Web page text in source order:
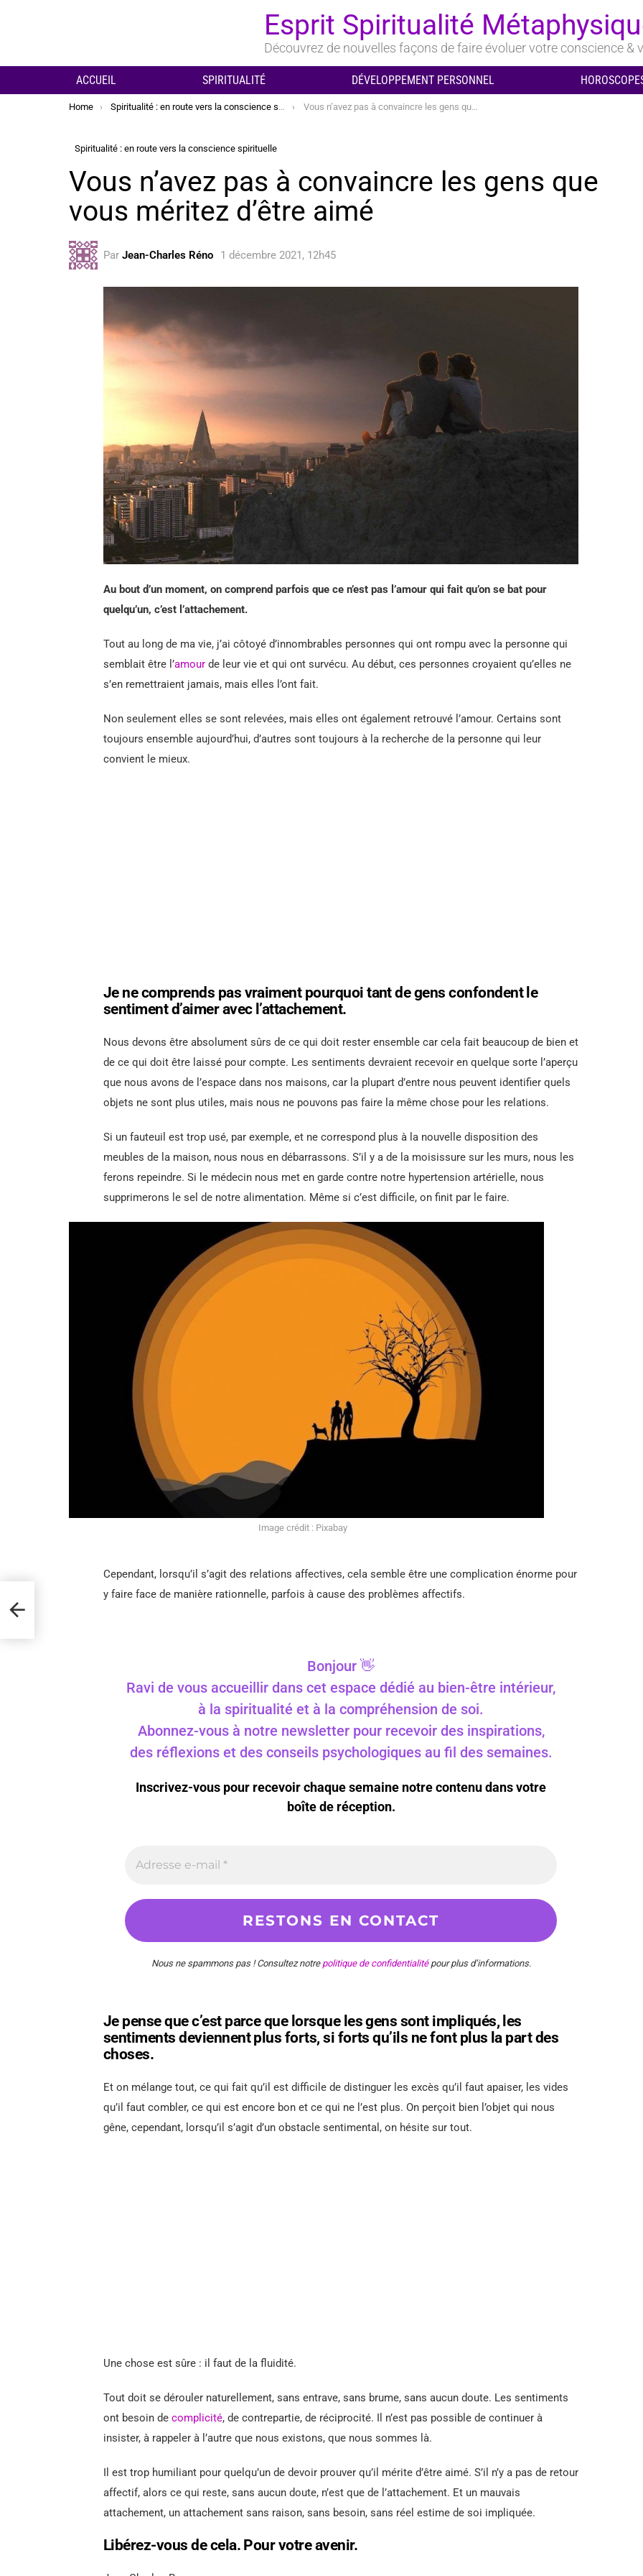
Esprit Spiritualité
Découvrez de nouvelles façons de faire évoluer votre conscience &
ACCUEIL SPIRITUALITÉ DÉVELOPPEMENT PERSONNEL
You are here:
Home Spiritualité : en route vers la conscience spirituelle Vous n’avez pas à convaincre les gens que vous méritez d’être aimé
Spiritualité : en route vers la conscience spirituelle
Vous n’avez pas à convaincre les gens que
vous méritez d’être aimé
Par Jean-Charles Réno 1 décembre 2021, 12h45
Au bout d’un moment, on comprend parfois que ce n’est pas l’amour qui fait qu’on se bat pour
quelqu’un, c’est l’attachement.
Tout au long de ma vie, j’ai côtoyé d’innombrables personnes qui ont rompu avec la personne qui
semblait être l’amour de leur vie et qui ont survécu. Au début, ces personnes croyaient qu’elles ne
s’en remettraient jamais, mais elles l’ont fait.
Non seulement elles se sont relevées, mais elles ont également retrouvé l’amour. Certains sont
toujours ensemble aujourd’hui, d’autres sont toujours à la recherche de la personne qui leur
convient le mieux.
Je ne comprends pas vraiment pourquoi tant de gens confondent le
sentiment d’aimer avec l’attachement.
Nous devons être absolument sûrs de ce qui doit rester ensemble car cela fait beaucoup de bien et
de ce qui doit être laissé pour compte. Les sentiments devraient recevoir en quelque sorte l’aperçu
que nous avons de l’espace dans nos maisons, car la plupart d’entre nous peuvent identifier quels
objets ne sont plus utiles, mais nous ne pouvons pas faire la même chose pour les relations.
Si un fauteuil est trop usé, par exemple, et ne correspond plus à la nouvelle disposition des
meubles de la maison, nous nous en débarrassons. S’il y a de la moisissure sur les murs, nous les
ferons repeindre. Si le médecin nous met en garde contre notre hypertension artérielle, nous
supprimerons le sel de notre alimentation. Même si c’est difficile, on finit par le faire.
Image crédit : Pixabay
Cependant, lorsqu’il s’agit des relations affectives, cela semble être une complication énorme pour
y faire face de manière rationnelle, parfois à cause des problèmes affectifs.
Bonjour 👋
Ravi de vous accueillir dans cet espace dédié au bien-être intérieur,
à la spiritualité et à la compréhension de soi.
Abonnez-vous à notre newsletter pour recevoir des inspirations,
des réflexions et des conseils psychologiques au fil des semaines.
Inscrivez-vous pour recevoir chaque semaine notre contenu dans votre
boîte de réception.
Nous ne spammons pas ! Consultez notre politique de confidentialitépour plus d’informations.
Je pense que c’est parce que lorsque les gens sont impliqués, les
sentiments deviennent plus forts, si forts qu’ils ne font plus la part des
choses.
Et on mélange tout, ce qui fait qu’il est difficile de distinguer les excès qu’il faut apaiser, les vides
qu’il faut combler, ce qui est encore bon et ce qui ne l’est plus. On perçoit bien l’objet qui nous
gêne, cependant, lorsqu’il s’agit d’un obstacle sentimental, on hésite sur tout.
Une chose est sûre : il faut de la fluidité.
Tout doit se dérouler naturellement, sans entrave, sans brume, sans aucun doute. Les sentiments
ont besoin de complicité, de contrepartie, de réciprocité. Il n’est pas possible de continuer à
insister, à rappeler à l’autre que nous existons, que nous sommes là.
Il est trop humiliant pour quelqu’un de devoir prouver qu’il mérite d’être aimé. S’il n’y a pas de retour
affectif, alors ce qui reste, sans aucun doute, n’est que de l’attachement. Et un mauvais
attachement, un attachement sans raison, sans besoin, sans réel estime de soi impliquée.
Libérez-vous de cela. Pour votre avenir.